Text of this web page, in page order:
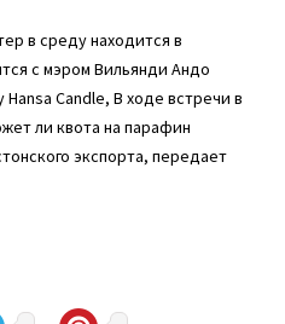
в среду находится в
с мэром Вильянди Андо
Candle, В ходе встречи в
ли квота на парафин
экспорта, передает